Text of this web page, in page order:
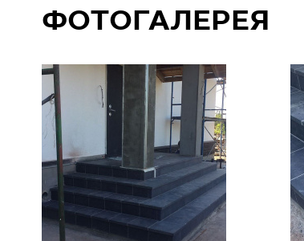
ФОТОГАЛЕРЕЯ